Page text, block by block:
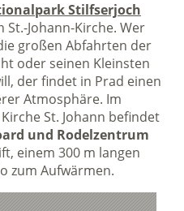
Stilfserjoch
Johann-Kirche. Wer
großen Abfahrten der
oder seinen Kleinsten
der findet in Prad einen
Atmosphäre. Im
St. Johann befindet
und Rodelzentrum
einem 300 m langen
zum Aufwärmen.